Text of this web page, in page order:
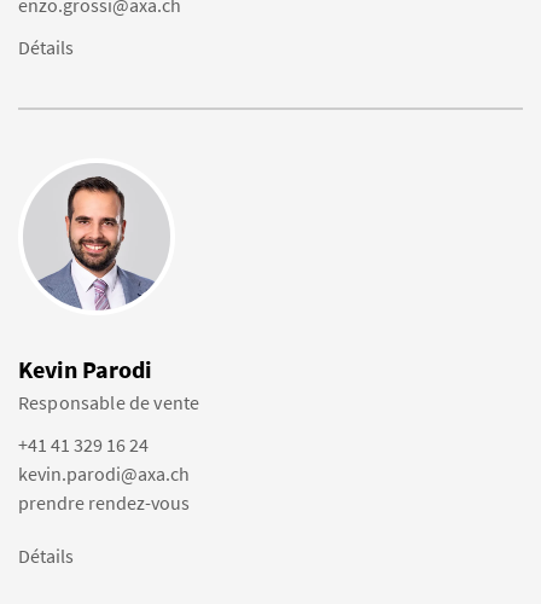
enzo.grossi@axa.ch
Détails
Kevin Parodi
Responsable de vente
+41 41 329 16 24
kevin.parodi@axa.ch
prendre rendez-vous
Détails